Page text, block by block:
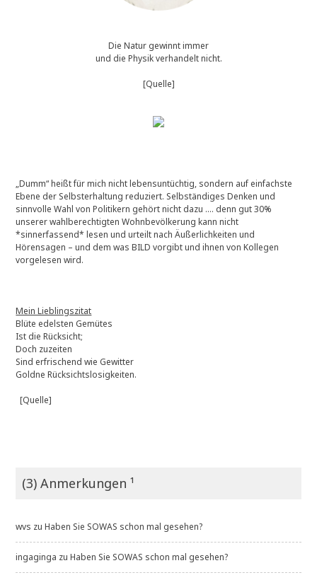
Die Natur gewinnt immer
und die Physik verhandelt nicht.
[Quelle]
„Dumm“ heißt für mich nicht lebensuntüchtig, sondern auf einfachste
Ebene der Selbsterhaltung reduziert. Selbständiges Denken und
sinnvolle Wahl von Politikern gehört nicht dazu …. denn gut 30%
unserer wahlberechtigten Wohnbevölkerung kann nicht
*sinnerfassend* lesen und urteilt nach Äußerlichkeiten und
Hörensagen – und dem was BILD vorgibt und ihnen von Kollegen
vorgelesen wird.
Mein Lieblingszitat
Blüte edelsten Gemütes
Ist die Rücksicht;
Doch zuzeiten
Sind erfrischend wie Gewitter
Goldne Rücksichtslosigkeiten.
[Quelle]
(3) Anmerkungen ¹
wvs zuHaben Sie SOWAS schon mal gesehen?
ingaginga zuHaben Sie SOWAS schon mal gesehen?